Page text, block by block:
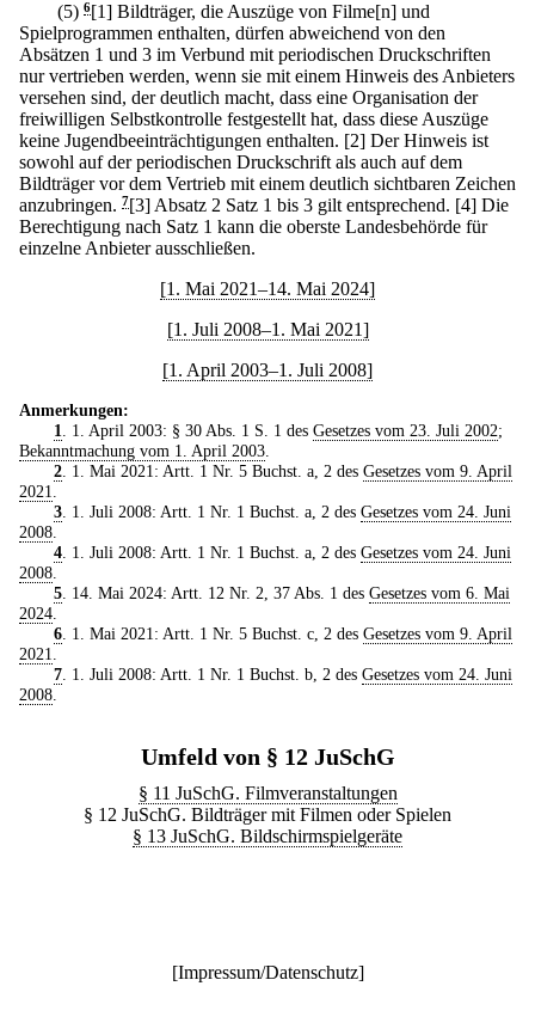
(5) 6[1] Bildträger, die Auszüge von Filme[n] und
Spielprogrammen enthalten, dürfen abweichend von den
Absätzen 1 und 3 im Verbund mit periodischen Druckschriften
nur vertrieben werden, wenn sie mit einem Hinweis des Anbieters
versehen sind, der deutlich macht, dass eine Organisation der
freiwilligen Selbstkontrolle festgestellt hat, dass diese Auszüge
keine Jugendbeeinträchtigungen enthalten. [2] Der Hinweis ist
sowohl auf der periodischen Druckschrift als auch auf dem
Bildträger vor dem Vertrieb mit einem deutlich sichtbaren Zeichen
anzubringen. 7 [3] Absatz 2 Satz 1 bis 3 gilt entsprechend. [4] Die
Berechtigung nach Satz 1 kann die oberste Landesbehörde für
einzelne Anbieter ausschließen.
[1. Mai 2021–14. Mai 2024]
[1. Juli 2008–1. Mai 2021]
[1. April 2003–1. Juli 2008]
Anmerkungen:
1. 1. April 2003: § 30 Abs. 1 S. 1 des Gesetzes vom 23. Juli 2002;
Bekanntmachung vom 1. April 2003.
2. 1. Mai 2021: Artt. 1 Nr. 5 Buchst. a, 2 des Gesetzes vom 9. April
2021.
3. 1. Juli 2008: Artt. 1 Nr. 1 Buchst. a, 2 des Gesetzes vom 24. Juni
2008.
4. 1. Juli 2008: Artt. 1 Nr. 1 Buchst. a, 2 des Gesetzes vom 24. Juni
2008.
5. 14. Mai 2024: Artt. 12 Nr. 2, 37 Abs. 1 des Gesetzes vom 6. Mai
2024.
6. 1. Mai 2021: Artt. 1 Nr. 5 Buchst. c, 2 des Gesetzes vom 9. April
2021.
7. 1. Juli 2008: Artt. 1 Nr. 1 Buchst. b, 2 des Gesetzes vom 24. Juni
2008.
Umfeld von § 12 JuSchG
§ 11 JuSchG. Filmveranstaltungen
§ 12 JuSchG. Bildträger mit Filmen oder Spielen
§ 13 JuSchG. Bildschirmspielgeräte
[Impressum/Datenschutz]